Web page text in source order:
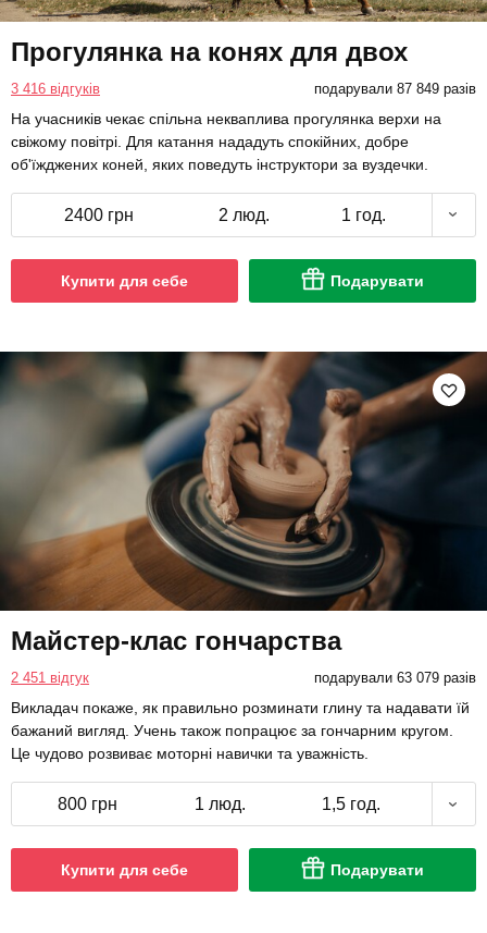
Прогулянка на конях для двох
3 416 відгуків подарували 87 849 разів
На учасників чекає спільна некваплива прогулянка верхи на
свіжому повітрі. Для катання нададуть спокійних, добре
об'їжджених коней, яких поведуть інструктори за вуздечки.
2400 грн 2 люд. 1 год.
Купити для себе Подарувати
Майстер-клас гончарства
2 451 відгук подарували 63 079 разів
Викладач покаже, як правильно розминати глину та надавати їй
бажаний вигляд. Учень також попрацює за гончарним кругом.
Це чудово розвиває моторні навички та уважність.
800 грн 1 люд. 1,5 год.
Купити для себе Подарувати